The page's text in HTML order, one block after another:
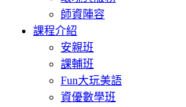
師資陣容
課程介紹
安親班
課輔班
Fun大玩美語
資優數學班